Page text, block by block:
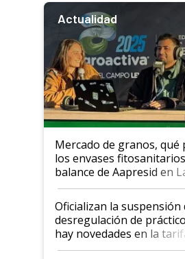
Actualidad
Mercado de granos, qué
los envases
balance de Aapresid en
Oficializan la suspensión
desregulación de
hay novedades en la
la hidrovía